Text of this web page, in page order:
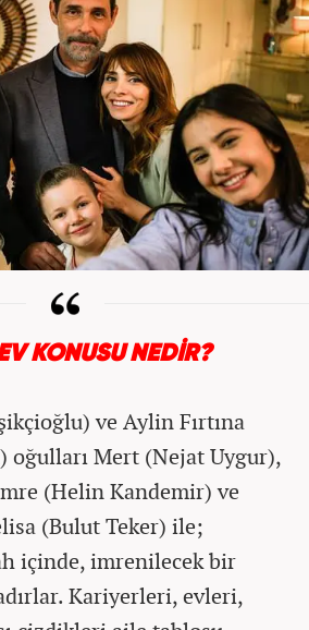
KONUSU NEDİR?
ve Aylin Fırtına
oğulları Mert (Nejat Uygur),
(Helin Kandemir) ve
(Bulut Teker) ile;
içinde, imrenilecek bir
Kariyerleri, evleri,